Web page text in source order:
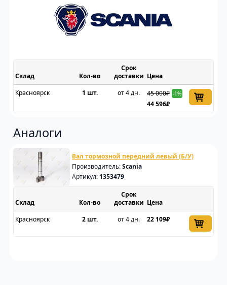
Склад
Срок
доставки Цена
Красноярск
1 шт. от 4 дн. 45 000₽ -1%
44 596₽
Аналоги
Вал тормозной передний левый (Б/У)
Производитель:Scania
Артикул: 1353479
Склад
Срок
доставки Цена
Красноярск
2 шт. от 4 дн. 22 109₽